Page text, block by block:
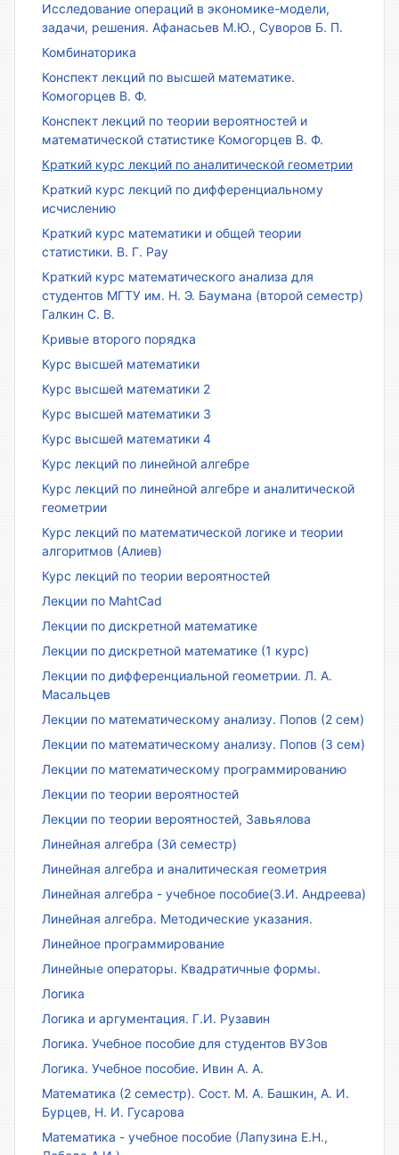
Исследование операций в экономике-модели,
задачи, решения. Афанасьев М.Ю., Суворов Б. П.
Комбинаторика
Конспект лекций по высшей математике.
Комогорцев В. Ф.
Конспект лекций по теории вероятностей и
математической статистике Комогорцев В. Ф.
Краткий курс лекций по аналитической геометрии
Краткий курс лекций по дифференциальному
исчислению
Краткий курс математики и общей теории
статистики. В. Г. Рау
Краткий курс математического анализа для
студентов МГТУ им. Н. Э. Баумана (второй семестр)
Галкин С. В.
Кривые второго порядка
Курс высшей математики
Курс высшей математики 2
Курс высшей математики 3
Курс высшей математики 4
Курс лекций по линейной алгебре
Курс лекций по линейной алгебре и аналитической
геометрии
Курс лекций по математической логике и теории
алгоритмов (Алиев)
Курс лекций по теории вероятностей
Лекции по MahtCad
Лекции по дискретной математике
Лекции по дискретной математике (1 курс)
Лекции по дифференциальной геометрии. Л. А.
Масальцев
Лекции по математическому анализу. Попов (2 сем)
Лекции по математическому анализу. Попов (3 сем)
Лекции по математическому программированию
Лекции по теории вероятностей
Лекции по теории вероятностей, Завьялова
Линейная алгебра (3й семестр)
Линейная алгебра и аналитическая геометрия
Линейная алгебра - учебное пособие(З.И. Андреева)
Линейная алгебра. Методические указания.
Линейное программирование
Линейные операторы. Квадратичные формы.
Логика
Логика и аргументация. Г.И. Рузавин
Логика. Учебное пособие для студентов ВУЗов
Логика. Учебное пособие. Ивин А. А.
Математика (2 семестр). Сост. М. А. Башкин, А. И.
Бурцев, Н. И. Гусарова
Математика - учебное пособие (Лапузина Е.Н.,